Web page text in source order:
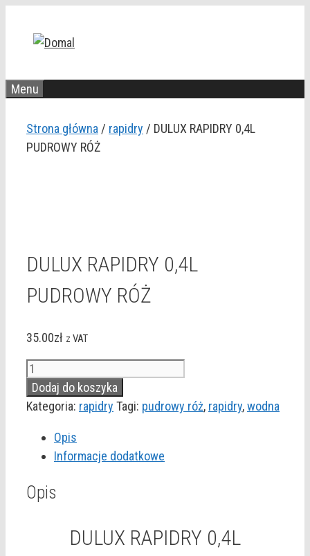
Menu
Strona główna / rapidry / DULUX RAPIDRY 0,4L
PUDROWY RÓŻ
DULUX RAPIDRY 0,4L
PUDROWY RÓŻ
35.00zł z VAT
ilość
DULUX
RAPIDRY
PUDROWY
RÓŻ
Dodaj do koszyka
Kategoria: rapidry Tagi: pudrowy róż, rapidry,wodna
Opis
Informacje dodatkowe
Opis
DULUX RAPIDRY 0,4L